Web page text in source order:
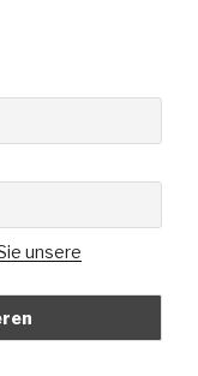
unsere